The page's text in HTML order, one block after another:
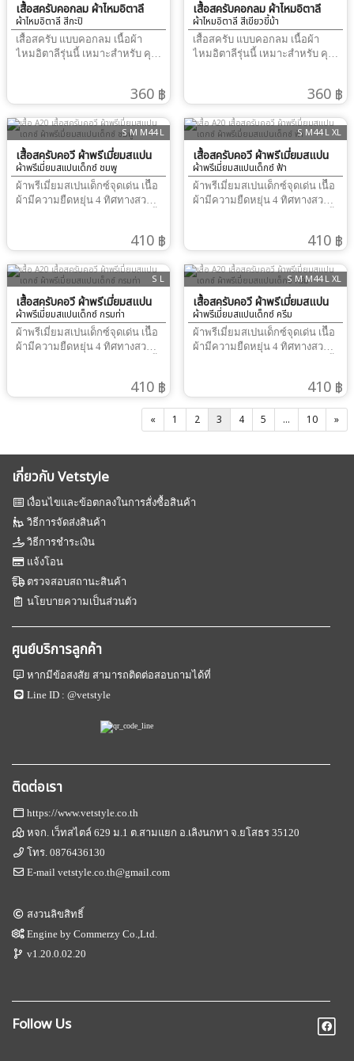
ยืด พร้อมสายผูก แนะนำให้วัด
สะโพก เผื่อหลวม 4-6 นิ้ว ขึ้นกับ
สรีระ ผู้สวมใส่
ยืด พร้อมสายผูก แนะนำให้วัด
สะโพก เผื่อหลวม 4-6 นิ้ว ขึ้นกับ
สรีระ ผู้สวมใส่
เสื้อสครับคอกลม ผ้าไหมอิตาลี
ผ้าไหมอิตาลี สีกะปิ
เสื้อสครับ แบบคอกลม เนื้อผ้า
ไหมอิตาลีรุ่นนี้ เหมาะสำหรับ คุณ
ทั้งวันเนื้อผ้าลื่นๆ พริ้วดีมาก การ
รอบอกจริง และ เผื่อหลวม 4-6 นิ้ว
ขึ้นกับสรีระ ผู้สวมใส่ กางเกง เอว
ยืด พร้อมสายผูก แนะนำให้วัด
สะโพก เผื่อหลวม 4-6 นิ้ว ขึ้นกับ
สรีระ ผู้สวมใส่
360 ฿
เสื้อสครับคอกลม ผ้าไหมอิตาลี
ผ้าไหมอิตาลี สีเขียวขี้ม้า
เสื้อสครับ แบบคอกลม เนื้อผ้า
ไหมอิตาลีรุ่นนี้ เหมาะสำหรับ คุณ
ทั้งวันเนื้อผ้าลื่นๆ พริ้วดีมาก การ
รอบอกจริง และ เผื่อหลวม 4-6 นิ้ว
ขึ้นกับสรีระ ผู้สวมใส่ กางเกง เอว
ยืด พร้อมสายผูก แนะนำให้วัด
สะโพก เผื่อหลวม 4-6 นิ้ว ขึ้นกับ
สรีระ ผู้สวมใส่
360 ฿
S M M44 L
เสื้อสครับคอวี ผ้าพรีเมี่ยมสแปน
เดกซ์
ผ้าพรีเมี่ยมสแปนเด็กซ์ ชมพู
ผ้าพรีเมี่ยมสเปนเด็กซ์จุดเด่น เนืื้อ
ผ้ามีความยืดหยุ่น 4 ทิศทางสวม
ชื่อ และ โลโก้ได้ ผ้าไม่ติดขน410 ฿
S M44 L XL
เสื้อสครับคอวี ผ้าพรีเมี่ยมสแปน
เดกซ์
ผ้าพรีเมี่ยมสแปนเด็กซ์ ฟ้า
ผ้าพรีเมี่ยมสเปนเด็กซ์จุดเด่น เนืื้อ
ผ้ามีความยืดหยุ่น 4 ทิศทางสวม
ชื่อ และ โลโก้ได้ ผ้าไม่ติดขน410 ฿
S L
เสื้อสครับคอวี ผ้าพรีเมี่ยมสแปน
เดกซ์
ผ้าพรีเมี่ยมสแปนเด็กซ์ กรมท่า
ผ้าพรีเมี่ยมสเปนเด็กซ์จุดเด่น เนืื้อ
ผ้ามีความยืดหยุ่น 4 ทิศทางสวม
ชื่อ และ โลโก้ได้ ผ้าไม่ติดขน410 ฿
S M M44 L XL
เสื้อสครับคอวี ผ้าพรีเมี่ยมสแปน
เดกซ์
ผ้าพรีเมี่ยมสแปนเด็กซ์ ครีม
ผ้าพรีเมี่ยมสเปนเด็กซ์จุดเด่น เนืื้อ
ผ้ามีความยืดหยุ่น 4 ทิศทางสวม
ชื่อ และ โลโก้ได้ ผ้าไม่ติดขน410 ฿
« 1 2 3 4 5 ... 10 »
เกี่ยวกับ Vetstyle
เงื่อนไขและข้อตกลงในการสั่งซื้อสินค้า
วิธีการจัดส่งสินค้า
วิธีการชำระเงิน
แจ้งโอน
ตรวจสอบสถานะสินค้า
นโยบายความเป็นส่วนตัว
ศูนย์บริการลูกค้า
หากมีข้อสงสัย สามารถติดต่อสอบถามได้ที่
Line ID :@vetstyle
ติดต่อเรา
https://www.vetstyle.co.th
หจก. เว็ทสไตล์ 629 ม.1 ต.สามแยก อ.เลิงนกทา จ.ยโสธร 35120
โทร.0876436130
E-mailvetstyle.co.th@gmail.com
สงวนลิขสิทธิ์
Engine byCommerzy Co.,Ltd.
v1.20.0.02.20
Follow Us